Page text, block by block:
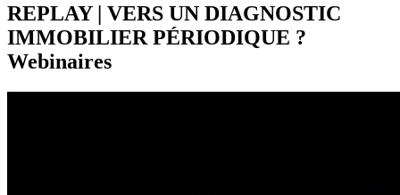
REPLAY | VERS UN DIAGNOSTIC
IMMOBILIER PÉRIODIQUE ?
Webinaires